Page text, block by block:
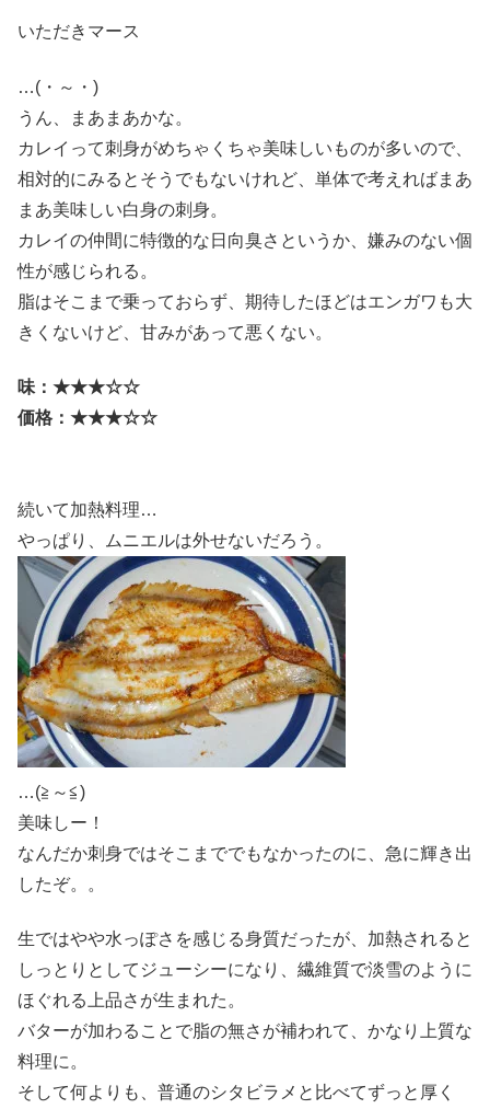
いただきマース
…(・～・)
うん、まあまあかな。
カレイって刺身がめちゃくちゃ美味しいものが多いので、
相対的にみるとそうでもないけれど、単体で考えればまあ
まあ美味しい白身の刺身。
カレイの仲間に特徴的な日向臭さというか、嫌みのない個
性が感じられる。
脂はそこまで乗っておらず、期待したほどはエンガワも大
きくないけど、甘みがあって悪くない。
味：★★★☆☆
価格：★★★☆☆
続いて加熱料理…
やっぱり、ムニエルは外せないだろう。
…(≧～≦)
美味しー！
なんだか刺身ではそこまででもなかったのに、急に輝き出
したぞ。。
生ではやや水っぽさを感じる身質だったが、加熱されると
しっとりとしてジューシーになり、繊維質で淡雪のように
ほぐれる上品さが生まれた。
バターが加わることで脂の無さが補われて、かなり上質な
料理に。
そして何よりも、普通のシタビラメと比べてずっと厚く